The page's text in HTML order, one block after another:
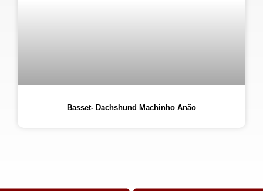
Basset- Dachshund Machinho Anão